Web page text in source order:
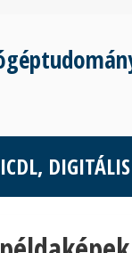
ICDL,